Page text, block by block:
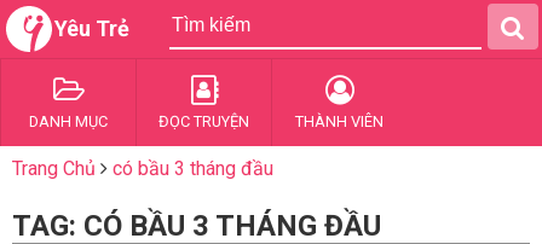
Yêu Trẻ
DANH MỤC ĐỌC TRUYỆN THÀNH VIÊN
Trang Chủ có bầu 3 tháng đầu
TAG: CÓ BẦU 3 THÁNG ĐẦU